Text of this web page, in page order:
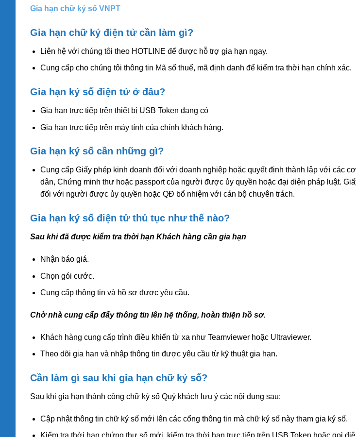
Gia hạn chữ ký số VNPT
Gia hạn chữ ký điện tử cần làm gì?
Liên hệ với chúng tôi theo HOTLINE để được hỗ trợ gia hạn ngay.
Cung cấp cho chúng tôi thông tin Mã số thuế, mã định danh để kiểm tra thời hạn chính xác.
Gia hạn ký số điện tử ở đâu?
Gia hạn trực tiếp trên thiết bị USB Token đang có
Gia hạn trực tiếp trên máy tính của chính khách hàng.
Gia hạn ký số cần những gì?
Cung cấp Giấy phép kinh doanh đối với doanh nghiệp hoặc quyết định thành lập với các
dân, Chứng minh thư hoặc passport của người được ủy quyền hoặc đại diện pháp luật.
đối với người được ủy quyền hoặc QĐ bổ nhiệm với cán bộ chuyên trách.
Gia hạn ký số điện tử thủ tục như thế nào?
Sau khi đã được kiểm tra thời hạn Khách hàng cần gia hạn
Nhận báo giá.
Chọn gói cước.
Cung cấp thông tin và hồ sơ được yêu cầu.
Chờ nhà cung cấp đẩy thông tin lên hệ thống, hoàn thiện hồ sơ.
Khách hàng cung cấp trình điều khiển từ xa như Teamviewer hoặc Ultraviewer.
Theo dõi gia hạn và nhập thông tin được yêu cầu từ kỹ thuật gia hạn.
Cần làm gì sau khi gia hạn chữ ký số?
Sau khi gia hạn thành công chữ ký số Quý khách lưu ý các nội dung sau:
Cập nhật thông tin chữ ký số mới lên các cổng thông tin mà chữ ký số này tham gia ký số.